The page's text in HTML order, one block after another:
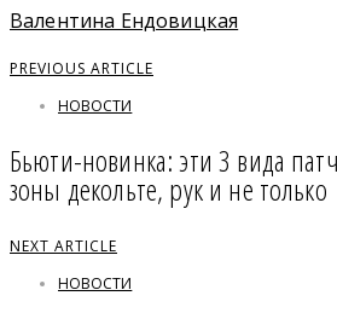
Валентина Ендовицкая
PREVIOUS ARTICLE
НОВОСТИ
Бьюти-новинка: эти 3 вида
зоны декольте, рук и не только
NEXT ARTICLE
НОВОСТИ